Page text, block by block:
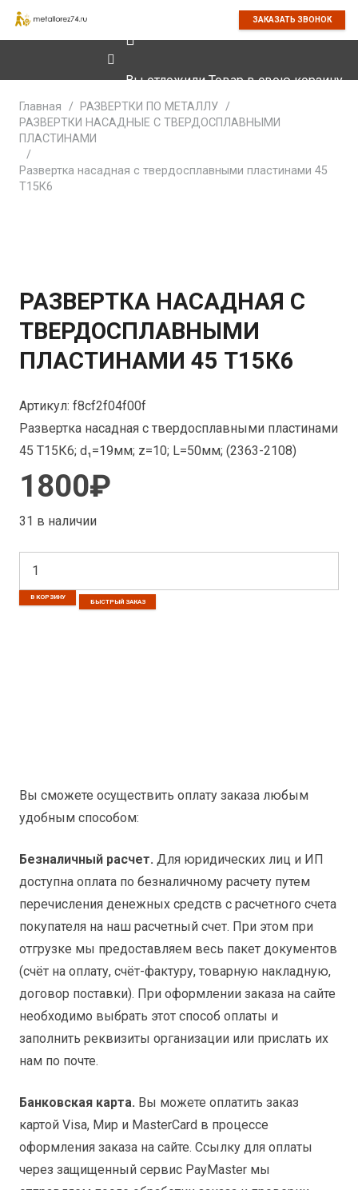
ЗАКАЗАТЬ ЗВОНОК
Вы отложилиТоварв свою корзину.
Главная / РАЗВЕРТКИ ПО МЕТАЛЛУ /
РАЗВЕРТКИ НАСАДНЫЕ С ТВЕРДОСПЛАВНЫМИ
ПЛАСТИНАМИ
/
Развертка насадная с твердосплавными пластинами 45
Т15К6
РАЗВЕРТКА НАСАДНАЯ С
ТВЕРДОСПЛАВНЫМИ
ПЛАСТИНАМИ 45 Т15К6
Артикул: f8cf2f04f00f
Развертка насадная с твердосплавными пластинами
45 Т15К6; d₁=19мм; z=10; L=50мм; (2363-2108)
1800₽
31 в наличии
Количество
Развертка
В КОРЗИНУ
БЫСТРЫЙ ЗАКАЗ
Вы сможете осуществить оплату заказа любым
удобным способом:
Безналичный расчет. Для юридических лиц и ИП
доступна оплата по безналичному расчету путем
перечисления денежных средств с расчетного счета
покупателя на наш расчетный счет. При этом при
отгрузке мы предоставляем весь пакет документов
(счёт на оплату, счёт-фактуру, товарную накладную,
договор поставки). При оформлении заказа на сайте
необходимо выбрать этот способ оплаты и
заполнить реквизиты организации или прислать их
нам по почте.
Банковская карта. Вы можете оплатить заказ
картой Visa, Мир и MasterCard в процессе
оформления заказа на сайте. Ссылку для оплаты
через защищенный сервис PayMaster мы